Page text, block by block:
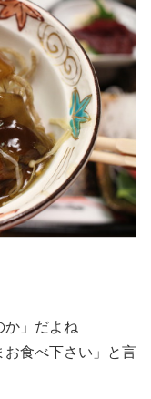
か」だよね
お食べ下さい」と言